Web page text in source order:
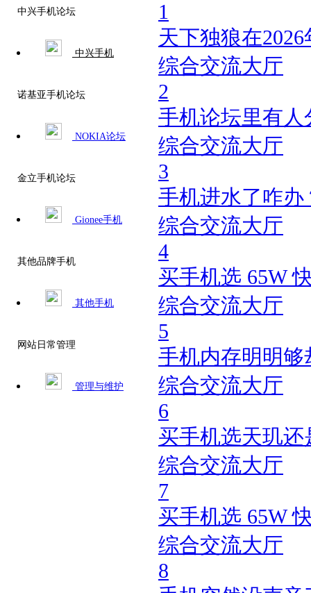
中兴手机论坛
中兴手机
诺基亚手机论坛
NOKIA论坛
金立手机论坛
Gionee手机
其他品牌手机
其他手机
网站日常管理
管理与维护
1
天下独狼在
综合交流大厅
2
手机论坛里有
综合交流大厅
3
手机进水了咋
综合交流大厅
4
买手机选 65W
综合交流大厅
5
手机内存明明
综合交流大厅
6
买手机选天玑
综合交流大厅
7
买手机选 65W
综合交流大厅
8